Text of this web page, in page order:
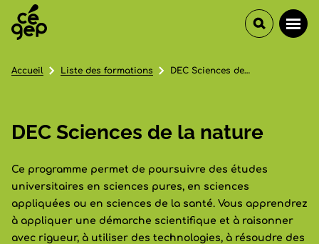
DEC Sciences de la nature
Ce programme permet de poursuivre des études
universitaires en sciences pures, en sciences
appliquées ou en sciences de la santé. Vous apprendrez
à appliquer une démarche scientifique et à raisonner
avec rigueur, à utiliser des technologies, à résoudre des
Accueil Liste des formations DEC Sciences de la nature